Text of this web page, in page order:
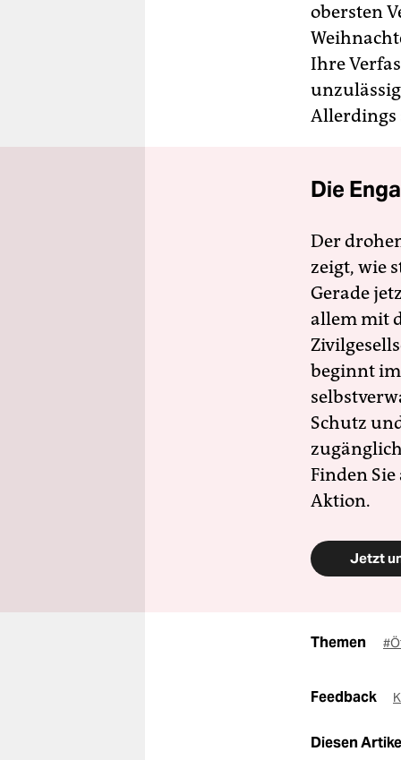
obersten
Ihre
Allerdings
Die
Der
zeigt, wie
Gerade
allem mit
beginnt
Schutz
Finden
Aktion.
Jetzt
Themen
Feedback
Diesen